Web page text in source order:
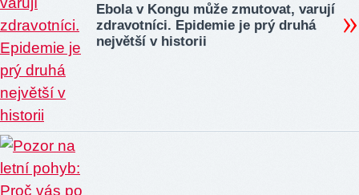
Ebola v Kongu může zmutovat, varují
zdravotníci. Epidemie je prý druhá
největší v historii